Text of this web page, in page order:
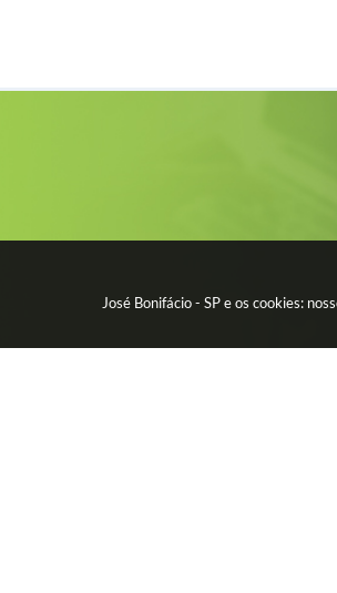
José Bonifácio - SP e os cookies: